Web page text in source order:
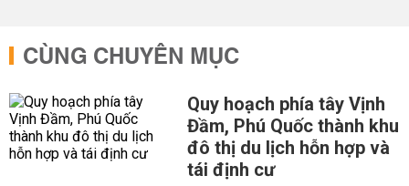
CÙNG CHUYÊN MỤC
Quy hoạch phía tây Vịnh
Đầm, Phú Quốc thành khu
đô thị du lịch hỗn hợp và
tái định cư